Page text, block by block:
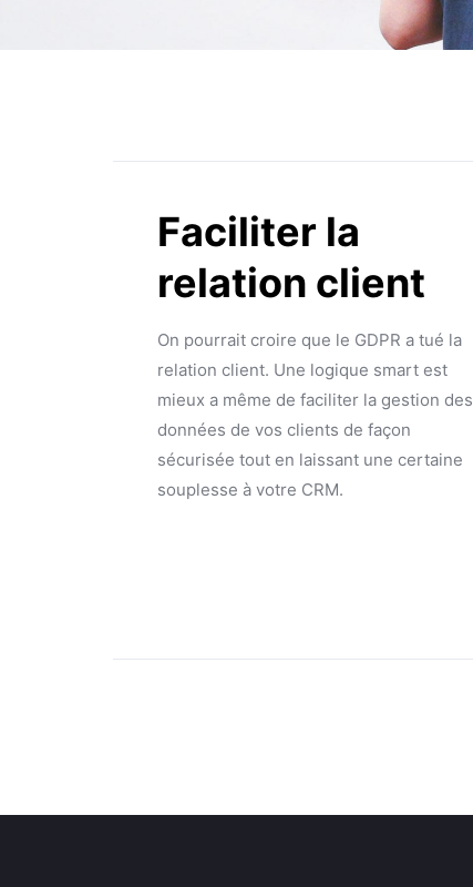
Faciliter la
relation client
On pourrait croire que le GDPR a tué la
relation client. Une logique smart est
mieux a même de faciliter la gestion des
données de vos clients de façon
sécurisée tout en laissant une certaine
souplesse à votre CRM.